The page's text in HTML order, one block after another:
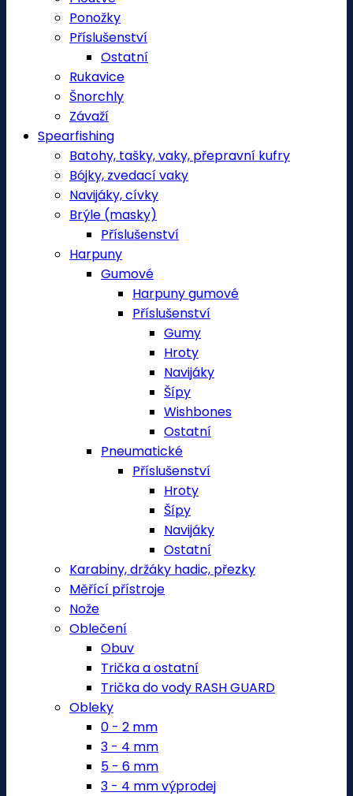
Ponožky
Příslušenství
Ostatní
Rukavice
Šnorchly
Závaží
Spearfishing
Batohy, tašky, vaky, přepravní kufry
Bójky, zvedací vaky
Navijáky, cívky
Brýle (masky)
Příslušenství
Harpuny
Gumové
Harpuny gumové
Příslušenství
Gumy
Hroty
Navijáky
Šípy
Wishbones
Ostatní
Pneumatické
Příslušenství
Hroty
Šípy
Navijáky
Ostatní
Karabiny, držáky hadic, přezky
Měřící přístroje
Nože
Oblečení
Obuv
Trička a ostatní
Trička do vody RASH GUARD
Obleky
0 - 2 mm
3 - 4 mm
5 - 6 mm
3 - 4 mm výprodej